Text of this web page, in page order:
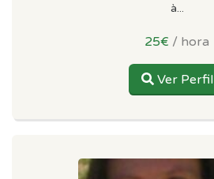
à...
25€ / hora
Ver Perfil